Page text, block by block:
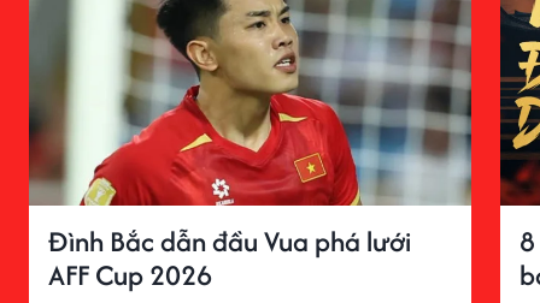
Đình Bắc dẫn đầu Vua phá lưới
AFF Cup 2026